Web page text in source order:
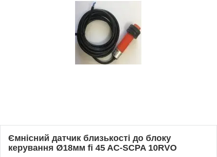
Ємнісний датчик близькості до блоку
керування Ø18мм fi 45 AC-SCPA 10RVO